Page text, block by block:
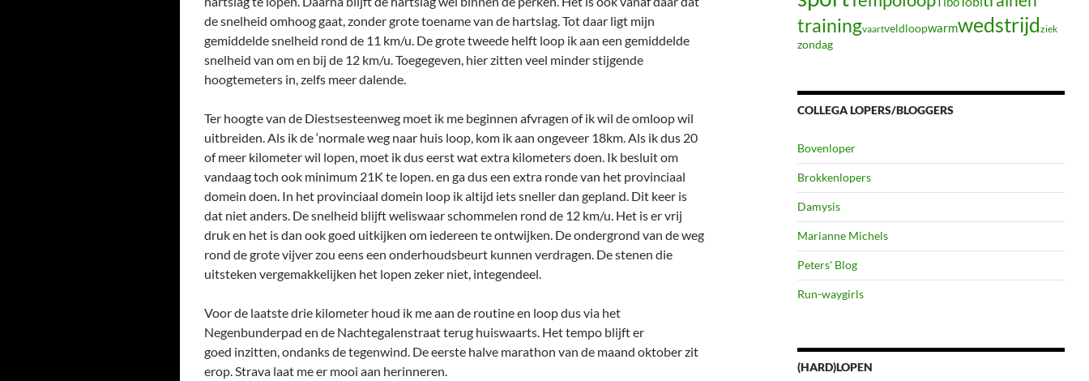
de snelheid omhoog gaat, zonder grote toename van de hartslag. Tot daar ligt mijn
gemiddelde snelheid rond de 11 km/u. De grote tweede helft loop ik aan een gemiddelde
snelheid van om en bij de 12 km/u. Toegegeven, hier zitten veel minder stijgende
hoogtemeters in, zelfs meer dalende.
Ter hoogte van de Diestsesteenweg moet ik me beginnen afvragen of ik wil de omloop wil
uitbreiden. Als ik de ‘normale weg naar huis loop, kom ik aan ongeveer 18km. Als ik dus 20
of meer kilometer wil lopen, moet ik dus eerst wat extra kilometers doen. Ik besluit om
vandaag toch ook minimum 21K te lopen. en ga dus een extra ronde van het provinciaal
domein doen. In het provinciaal domein loop ik altijd iets sneller dan gepland. Dit keer is
dat niet anders. De snelheid blijft weliswaar schommelen rond de 12 km/u. Het is er vrij
druk en het is dan ook goed uitkijken om iedereen te ontwijken. De ondergrond van de weg
rond de grote vijver zou eens een onderhoudsbeurt kunnen verdragen. De stenen die
uitsteken vergemakkelijken het lopen zeker niet, integendeel.
Voor de laatste drie kilometer houd ik me aan de routine en loop dus via het
Negenbunderpad en de Nachtegalenstraat terug huiswaarts. Het tempo blijft er
goed inzitten, ondanks de tegenwind. De eerste halve marathon van de maand oktober zit
erop. Strava laat me er mooi aan herinneren.
trainingvaartveldloopwarmwedstrijdziek
zondag
COLLEGA LOPERS/BLOGGERS
Bovenloper
Brokkenlopers
Damysis
Marianne Michels
Peters' Blog
Run-waygirls
(HARD)LOPEN